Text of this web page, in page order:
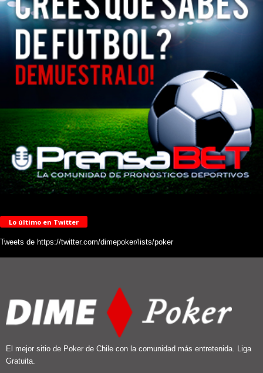
Lo último en Twitter
Tweets de https://twitter.com/dimepoker/lists/poker
El mejor sitio de Poker de Chile con la comunidad más entretenida. Liga
Gratuita.